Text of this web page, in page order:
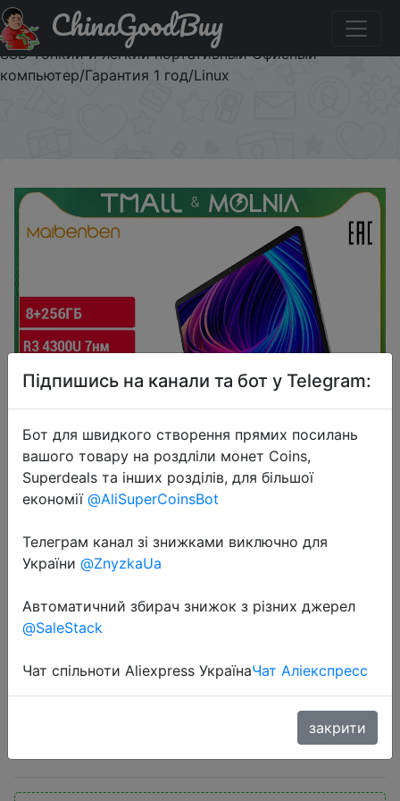
Придбати по знижці $112.60/$545.60 Ноутбук
MAIBENBEN M543 R3 4300U 15.6" FHD ADS 8ГБ+512ГБ
SSD тонкий и легкий портативный Офисный
компьютер/Гарантия 1 год/Linux
ChinaGoodBuy
2022-04-26
Ноутбук MAIBENBEN M543 R3
4300U 15.6" FHD ADS 8ГБ+512ГБ
SSD тонкий и легкий портативный
год/Linux
Підпишись на канали та бот у Telegram:
Бот для швидкого створення прямих посилань
вашого товару на роздліли монет Coins,
Superdeals та інших розділів, для більшої
економії @AliSuperCoinsBot
Телеграм канал зі знижками виключно для
України @ZnyzkaUa
Автоматичний збирач знижок з різних джерел
@SaleStack
Чат спільноти Aliexpress УкраїнаЧат Аліекспресс
закрити